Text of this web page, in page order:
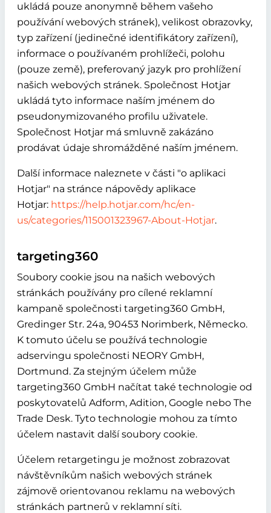
ukládá pouze anonymně během vašeho
používání webových stránek), velikost obrazovky,
typ zařízení (jedinečné identifikátory zařízení),
informace o používaném prohlížeči, polohu
(pouze země), preferovaný jazyk pro prohlížení
našich webových stránek. Společnost Hotjar
ukládá tyto informace naším jménem do
pseudonymizovaného profilu uživatele.
Společnost Hotjar má smluvně zakázáno
prodávat údaje shromážděné naším jménem.
Další informace naleznete v části "o aplikaci
Hotjar" na stránce nápovědy aplikace
Hotjar: https://help.hotjar.com/hc/en-
us/categories/115001323967-About-Hotjar.
targeting360
Soubory cookie jsou na našich webových
stránkách používány pro cílené reklamní
kampaně společnosti targeting360 GmbH,
Gredinger Str. 24a, 90453 Norimberk, Německo.
K tomuto účelu se používá technologie
adservingu společnosti NEORY GmbH,
Dortmund. Za stejným účelem může
targeting360 GmbH načítat také technologie od
poskytovatelů Adform, Adition, Google nebo The
Trade Desk. Tyto technologie mohou za tímto
účelem nastavit další soubory cookie.
Účelem retargetingu je možnost zobrazovat
návštěvníkům našich webových stránek
zájmově orientovanou reklamu na webových
stránkách partnerů v reklamní síti.